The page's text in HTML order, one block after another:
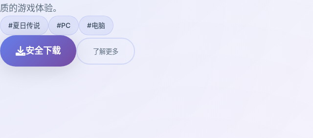
质的游戏体验。
#夏日传说 #PC #电脑
安全下载 了解更多